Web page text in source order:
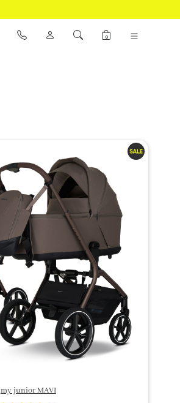
0
my junior MAVI